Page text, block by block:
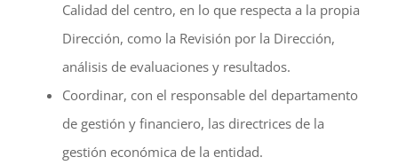
Calidad del centro, en lo que respecta a la propia
Dirección, como la Revisión por la Dirección,
análisis de evaluaciones y resultados.
Coordinar, con el responsable del departamento
de gestión y financiero, las directrices de la
gestión económica de la entidad.